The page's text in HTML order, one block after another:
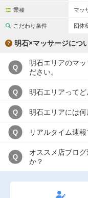
業種 マッ
こだわり条件 団体
明石×マッサージにつ
Q
明石エリアのマ
ださい。
Q 明石エリアってど
Q 明石エリアには
Q リアルタイム速
Q
オススメ店ブロ
か？